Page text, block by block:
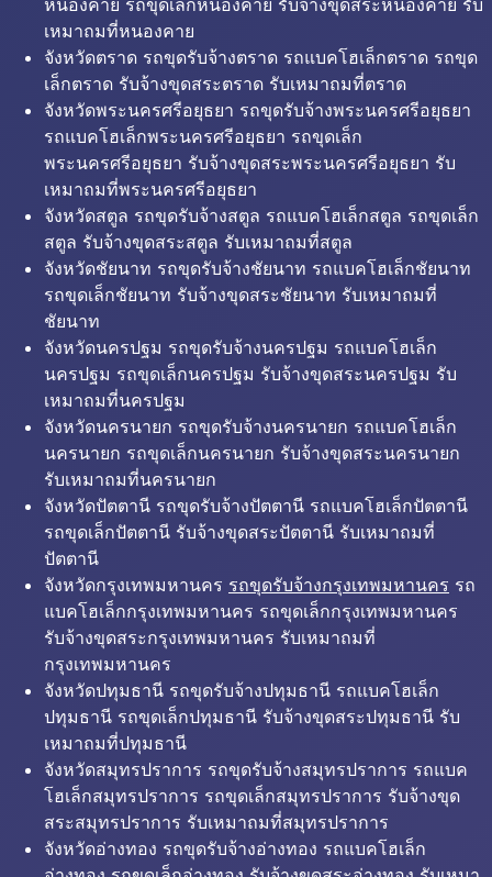
หนองคาย รถขุดเล็กหนองคาย รับจ้างขุดสระหนองคาย รับ
เหมาถมที่หนองคาย
จังหวัดตราด รถขุดรับจ้างตราด รถแบคโฮเล็กตราด รถขุด
เล็กตราด รับจ้างขุดสระตราด รับเหมาถมที่ตราด
จังหวัดพระนครศรีอยุธยา รถขุดรับจ้างพระนครศรีอยุธยา
รถแบคโฮเล็กพระนครศรีอยุธยา รถขุดเล็ก
พระนครศรีอยุธยา รับจ้างขุดสระพระนครศรีอยุธยา รับ
เหมาถมที่พระนครศรีอยุธยา
จังหวัดสตูล รถขุดรับจ้างสตูล รถแบคโฮเล็กสตูล รถขุดเล็ก
สตูล รับจ้างขุดสระสตูล รับเหมาถมที่สตูล
จังหวัดชัยนาท รถขุดรับจ้างชัยนาท รถแบคโฮเล็กชัยนาท
รถขุดเล็กชัยนาท รับจ้างขุดสระชัยนาท รับเหมาถมที่
ชัยนาท
จังหวัดนครปฐม รถขุดรับจ้างนครปฐม รถแบคโฮเล็ก
นครปฐม รถขุดเล็กนครปฐม รับจ้างขุดสระนครปฐม รับ
เหมาถมที่นครปฐม
จังหวัดนครนายก รถขุดรับจ้างนครนายก รถแบคโฮเล็ก
นครนายก รถขุดเล็กนครนายก รับจ้างขุดสระนครนายก
รับเหมาถมที่นครนายก
จังหวัดปัตตานี รถขุดรับจ้างปัตตานี รถแบคโฮเล็กปัตตานี
รถขุดเล็กปัตตานี รับจ้างขุดสระปัตตานี รับเหมาถมที่
ปัตตานี
จังหวัดกรุงเทพมหานคร รถขุดรับจ้างกรุงเทพมหานคร รถ
แบคโฮเล็กกรุงเทพมหานคร รถขุดเล็กกรุงเทพมหานคร
รับจ้างขุดสระกรุงเทพมหานคร รับเหมาถมที่
กรุงเทพมหานคร
จังหวัดปทุมธานี รถขุดรับจ้างปทุมธานี รถแบคโฮเล็ก
ปทุมธานี รถขุดเล็กปทุมธานี รับจ้างขุดสระปทุมธานี รับ
เหมาถมที่ปทุมธานี
จังหวัดสมุทรปราการ รถขุดรับจ้างสมุทรปราการ รถแบค
โฮเล็กสมุทรปราการ รถขุดเล็กสมุทรปราการ รับจ้างขุด
สระสมุทรปราการ รับเหมาถมที่สมุทรปราการ
จังหวัดอ่างทอง รถขุดรับจ้างอ่างทอง รถแบคโฮเล็ก